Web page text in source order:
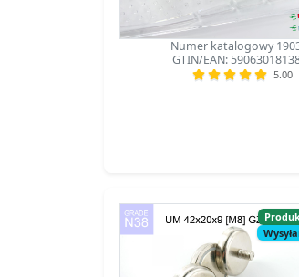
Numer katalogowy
GTIN/EAN:
5.00